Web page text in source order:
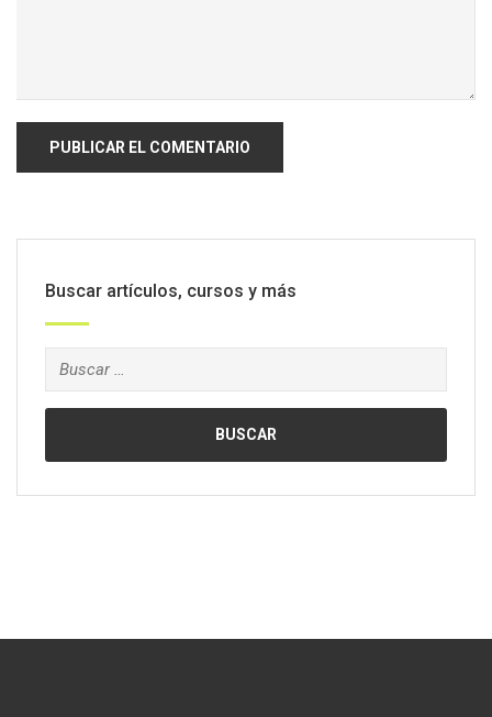
Buscar artículos, cursos y más
Buscar: